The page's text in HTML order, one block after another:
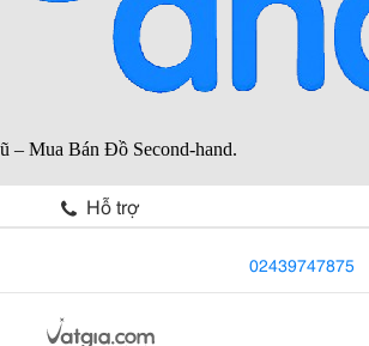
Hỗ trợ
02439747875